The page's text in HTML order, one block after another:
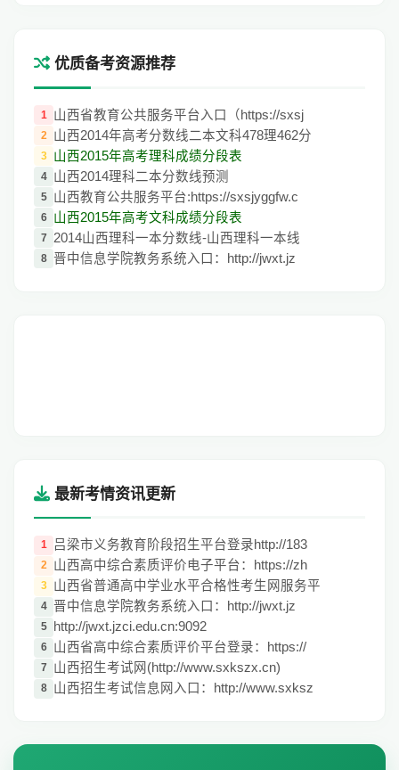
优质备考资源推荐
1 山西省教育公共服务平台入口（https://sxsj
2 山西2014年高考分数线二本文科478理462分
3 山西2015年高考理科成绩分段表
4 山西2014理科二本分数线预测
5 山西教育公共服务平台:https://sxsjyggfw.c
6 山西2015年高考文科成绩分段表
7 2014山西理科一本分数线-山西理科一本线
8 晋中信息学院教务系统入口：http://jwxt.jz
最新考情资讯更新
1 吕梁市义务教育阶段招生平台登录http://183
2 山西高中综合素质评价电子平台：https://zh
3 山西省普通高中学业水平合格性考生网服务平
4 晋中信息学院教务系统入口：http://jwxt.jz
5 http://jwxt.jzci.edu.cn:9092
6 山西省高中综合素质评价平台登录：https://
7 山西招生考试网(http://www.sxkszx.cn)
8 山西招生考试信息网入口：http://www.sxksz